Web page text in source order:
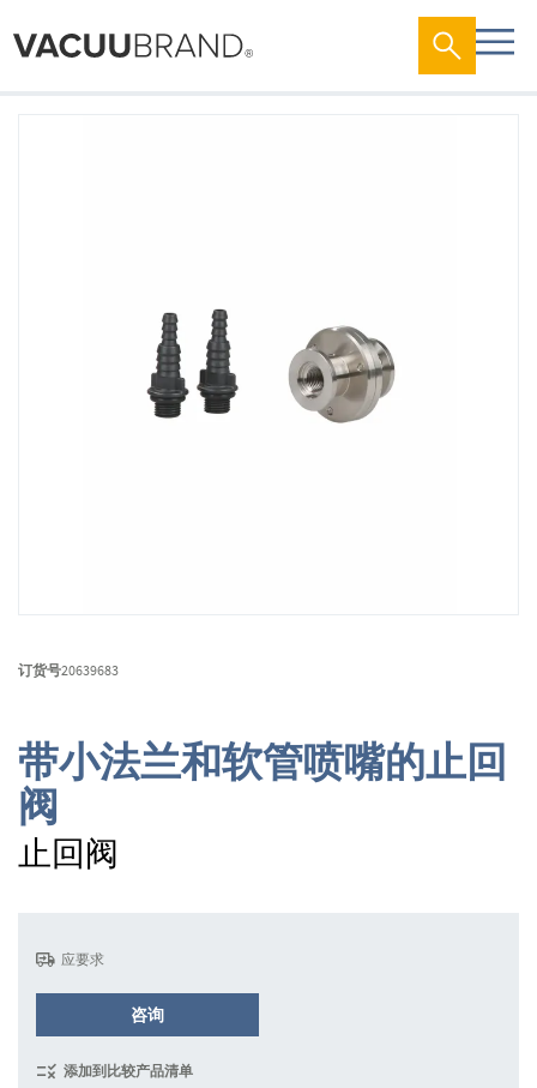
转
像
库
的
开
头
带小法兰和软管喷嘴的止回
阀
止回阀
订货号20639683
应要求
咨询
添加到比较产品清单